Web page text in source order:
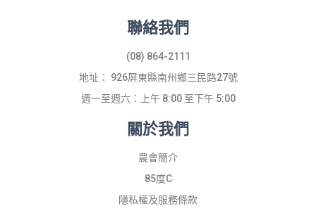
聯絡我們
(08) 864-2111
地址： 926屏東縣南州鄉三民路27號
週一至週六：上午 8:00 至下午 5:00
關於我們
農會簡介
85度C
隱私權及服務條款